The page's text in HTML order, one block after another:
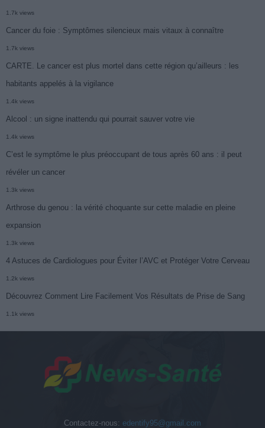
1.7k views
Cancer du foie : Symptômes silencieux mais vitaux à connaître
1.7k views
CARTE. Le cancer est plus mortel dans cette région qu’ailleurs : les
habitants appelés à la vigilance
1.4k views
Alcool : un signe inattendu qui pourrait sauver votre vie
1.4k views
C’est le symptôme le plus préoccupant de tous après 60 ans : il peut
révéler un cancer
1.3k views
Arthrose du genou : la vérité choquante sur cette maladie en pleine
expansion
1.3k views
4 Astuces de Cardiologues pour Éviter l’AVC et Protéger Votre Cerveau
1.2k views
Découvrez Comment Lire Facilement Vos Résultats de Prise de Sang
1.1k views
Contactez-nous: edentify95@gmail.com